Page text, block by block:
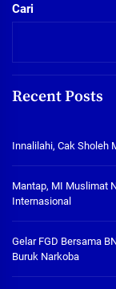
Cari
Recent Posts
Innalilahi, Cak Sholeh
Mantap, MI Muslimat
Internasional
Gelar FGD Bersama
Buruk Narkoba